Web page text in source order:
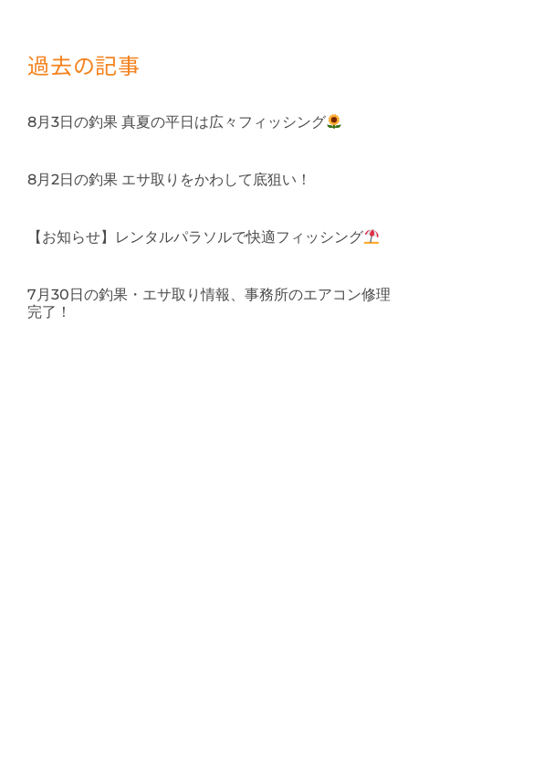
過去の記事
8月3日の釣果 真夏の平日は広々フィッシング
8月2日の釣果 エサ取りをかわして底狙い！
【お知らせ】レンタルパラソルで快適フィッシング
7月30日の釣果・エサ取り情報、事務所のエアコン修理
完了！